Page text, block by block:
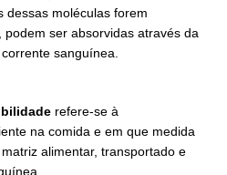
dessas moléculas forem
ser absorvidas através da
sanguínea.
refere-se à
na comida e em que medida
alimentar, transportado e